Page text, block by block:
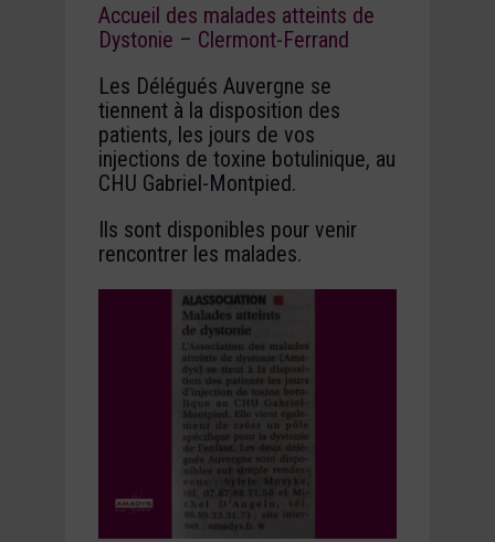
Accueil des malades atteints de
Dystonie – Clermont-Ferrand
Les Délégués Auvergne se
tiennent à la disposition des
patients, les jours de vos
injections de toxine botulinique, au
CHU Gabriel-Montpied.
Ils sont disponibles pour venir
rencontrer les malades.